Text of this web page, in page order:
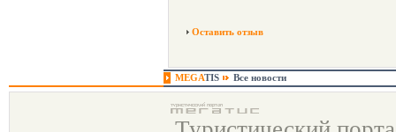
Оставить отзыв
MEGATIS Все новости